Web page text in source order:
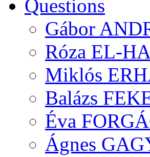
Questions
Gábor
Róza EL-
Miklós
Balázs
Éva
Ágnes